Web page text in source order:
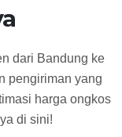
dari Bandung ke
pengiriman yang
harga ongkos
di sini!